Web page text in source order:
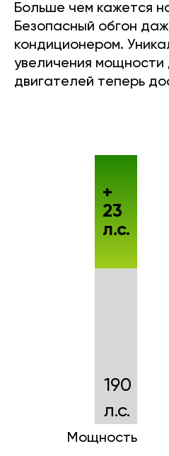
Больше чем кажется
Безопасный обгон
кондиционером.
увеличения
двигателей теперь
190
л.с.
Мощность
+
23
л.с.